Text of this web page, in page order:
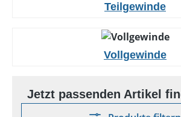
Teilgewinde
Vollgewinde